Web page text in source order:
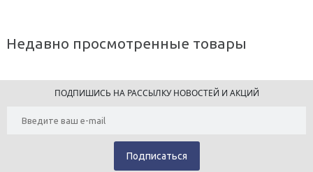
Недавно просмотренные товары
ПОДПИШИСЬ НА РАССЫЛКУ НОВОСТЕЙ И АКЦИЙ